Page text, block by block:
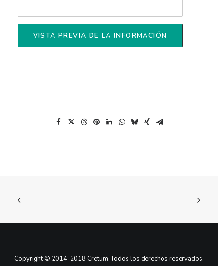
Copyright © 2014-2018 Cretum. Todos los derechos reservados.